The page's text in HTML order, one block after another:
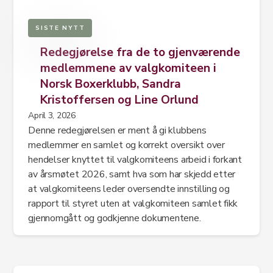
SISTE NYTT
Redegjørelse fra de to gjenværende
medlemmene av valgkomiteen i
Norsk Boxerklubb, Sandra
Kristoffersen og Line Orlund
April 3, 2026
Denne redegjørelsen er ment å gi klubbens
medlemmer en samlet og korrekt oversikt over
hendelser knyttet til valgkomiteens arbeid i forkant
av årsmøtet 2026, samt hva som har skjedd etter
at valgkomiteens leder oversendte innstilling og
rapport til styret uten at valgkomiteen samlet fikk
gjennomgått og godkjenne dokumentene.